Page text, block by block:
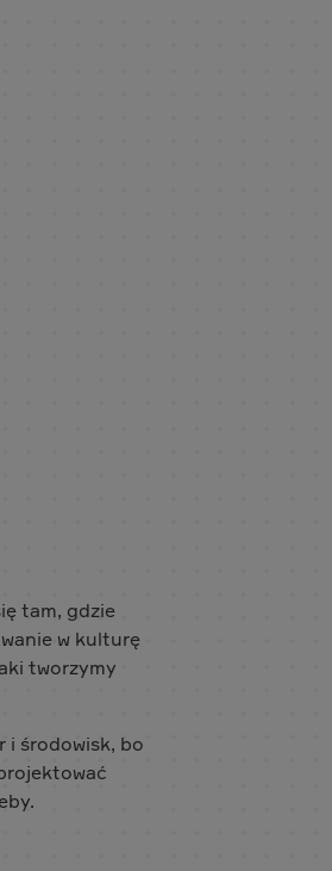
tam, gdzie
w kulturę
tworzymy
i środowisk, bo